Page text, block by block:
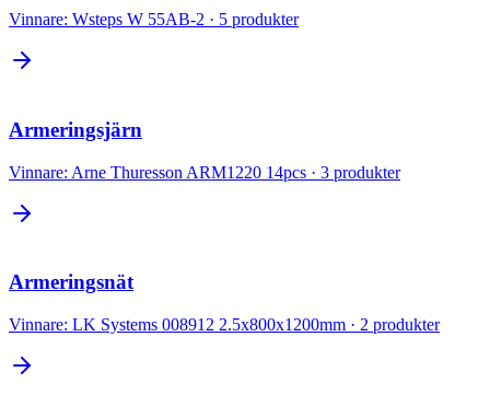
Vinnare: Wsteps W 55AB-2 · 5 produkter
Armeringsjärn
Vinnare: Arne Thuresson ARM1220 14pcs · 3 produkter
Armeringsnät
Vinnare: LK Systems 008912 2.5x800x1200mm · 2 produkter